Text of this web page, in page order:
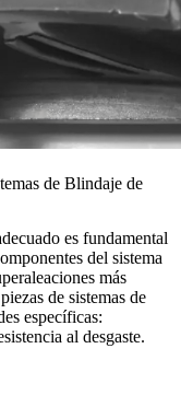
de Blindaje de
es fundamental
del sistema
más
de sistemas de
específicas:
al desgaste.